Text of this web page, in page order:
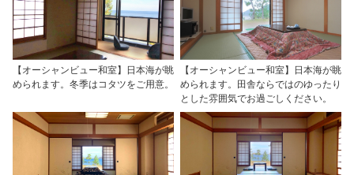
【オーシャンビュー和室】日本海が眺
められます。冬季はコタツをご用意。
【オーシャンビュー和室】日本海が眺
められます。田舎ならではのゆったり
とした雰囲気でお過ごしください。